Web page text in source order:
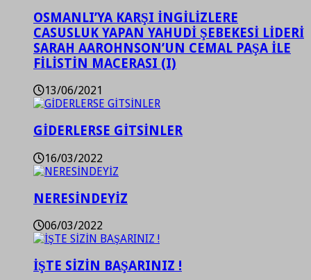
OSMANLI’YA KARŞI İNGİLİZLERE
CASUSLUK YAPAN YAHUDİ ŞEBEKESİ LİDERİ
SARAH AAROHNSON’UN CEMAL PAŞA İLE
FİLİSTİN MACERASI (I)
13/06/2021
GİDERLERSE GİTSİNLER
16/03/2022
NERESİNDEYİZ
06/03/2022
İŞTE SİZİN BAŞARINIZ !